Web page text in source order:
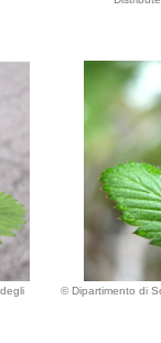
© Dipartimento di